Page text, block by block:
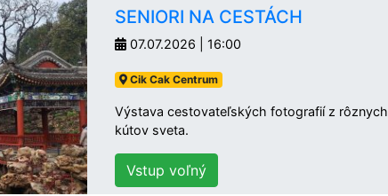
SENIORI NA CESTÁCH
07.07.2026 | 16:00
Cik Cak Centrum
Výstava cestovateľských fotografií z rôznych
kútov sveta.
Vstup voľný